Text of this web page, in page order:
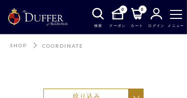
検索
0
クーポン
0
カート ログイン メニュー
SHOP COORDINATE
絞り込み